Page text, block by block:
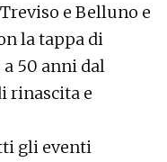
e Belluno e
la tappa di
50 anni dal
rinascita e
gli eventi